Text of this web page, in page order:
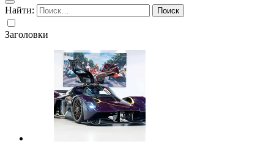
Найти:
Заголовки